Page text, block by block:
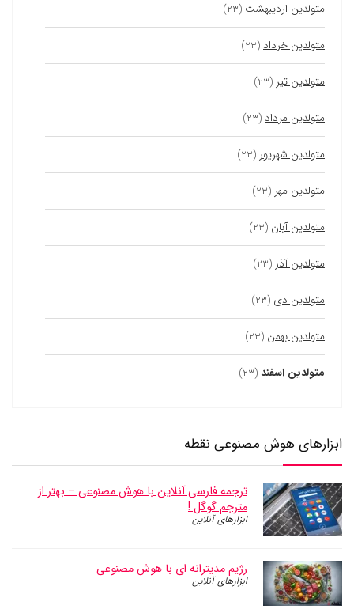
متولدین اردیبهشت (۲۳)
متولدین خرداد (۲۳)
متولدین تیر (۲۳)
متولدین مرداد (۲۳)
متولدین شهریور (۲۳)
متولدین مهر (۲۳)
متولدین آبان (۲۳)
متولدین آذر (۲۳)
متولدین دی (۲۳)
متولدین بهمن (۲۳)
متولدین اسفند (۲۳)
ابزارهای هوش مصنوعی نقطه
ترجمه فارسی آنلاین با هوش مصنوعی – بهتر از
مترجم گوگل !
ابزارهای آنلاین
رژیم مدیترانه ای با هوش مصنوعی
ابزارهای آنلاین